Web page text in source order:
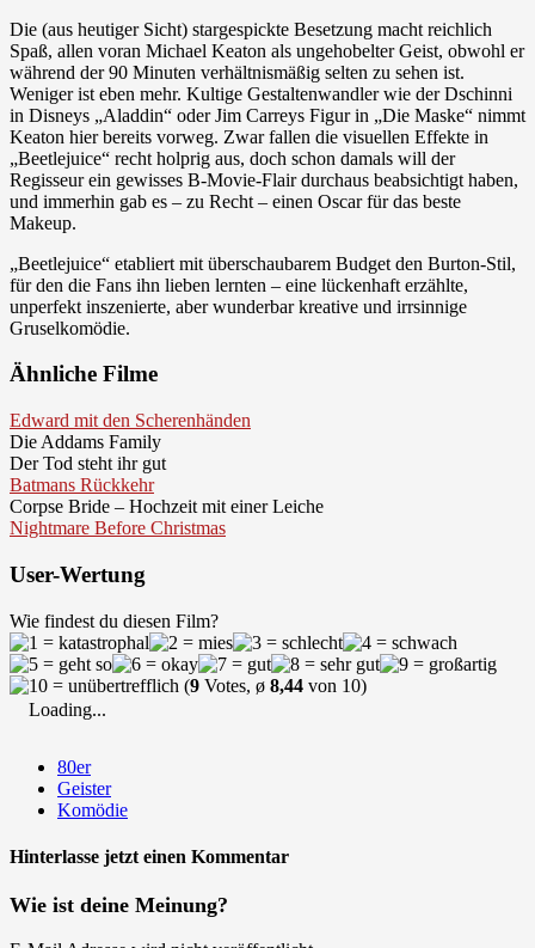
Die (aus heutiger Sicht) stargespickte Besetzung macht reichlich
Spaß, allen voran Michael Keaton als ungehobelter Geist, obwohl er
während der 90 Minuten verhältnismäßig selten zu sehen ist.
Weniger ist eben mehr. Kultige Gestaltenwandler wie der Dschinni
in Disneys „Aladdin“ oder Jim Carreys Figur in „Die Maske“ nimmt
Keaton hier bereits vorweg. Zwar fallen die visuellen Effekte in
„Beetlejuice“ recht holprig aus, doch schon damals will der
Regisseur ein gewisses B-Movie-Flair durchaus beabsichtigt haben,
und immerhin gab es – zu Recht – einen Oscar für das beste
Makeup.
„Beetlejuice“ etabliert mit überschaubarem Budget den Burton-Stil,
für den die Fans ihn lieben lernten – eine lückenhaft erzählte,
unperfekt inszenierte, aber wunderbar kreative und irrsinnige
Gruselkomödie.
Ähnliche Filme
Edward mit den Scherenhänden
Die Addams Family
Der Tod steht ihr gut
Batmans Rückkehr
Corpse Bride – Hochzeit mit einer Leiche
Nightmare Before Christmas
User-Wertung
Wie findest du diesen Film?
(9 Votes, ø 8,44 von 10)
Loading...
80er
Geister
Komödie
Hinterlasse jetzt einen Kommentar
Wie ist deine Meinung?